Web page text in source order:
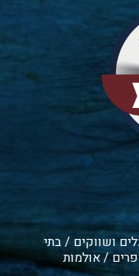
ושווקים / בתי
/ אולמות